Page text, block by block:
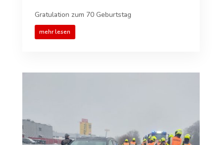
Gratulation zum 70 Geburtstag
mehr lesen